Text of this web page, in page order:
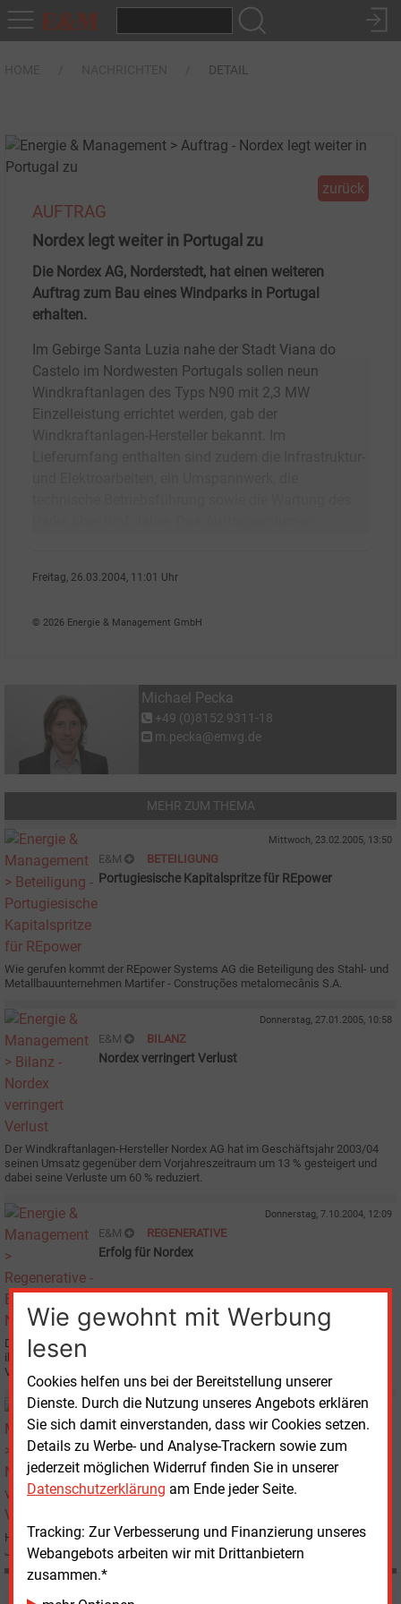
DETAIL
Wie gewohnt mit Werbung
lesen
Cookies helfen uns bei der Bereitstellung unserer
Dienste. Durch die Nutzung unseres Angebots erklären
Sie sich damit einverstanden, dass wir Cookies setzen.
Details zu Werbe- und Analyse-Trackern sowie zum
jederzeit möglichen Widerruf finden Sie in unserer
Datenschutzerklärung am Ende jeder Seite.
Tracking: Zur Verbesserung und Finanzierung unseres
Webangebots arbeiten wir mit Drittanbietern
zusammen.*
zurück
AUFTRAG
Nordex legt weiter in Portugal zu
Die Nordex AG, Norderstedt, hat einen weiteren
Auftrag zum Bau eines Windparks in Portugal
erhalten.
Im Gebirge Santa Luzia nahe der Stadt Viana do
Castelo im Nordwesten Portugals sollen neun
Windkraftanlagen des Typs N90 mit 2,3 MW
Einzelleistung errichtet werden, gab der
Windkraftanlagen-Hersteller bekannt. Im
Freitag, 26.03.2004, 11:01 Uhr
© 2026 Energie & Management GmbH
Michael Pecka
+49 (0)8152 9311-18
m.pecka@emvg.de
MEHR ZUM THEMA
Mittwoch, 23.02.2005, 13:50
E&M BETEILIGUNG
Portugiesische Kapitalspritze für REpower
Wie gerufen kommt der REpower Systems AG die Beteiligung des Stahl- und
Metallbauunternehmen Martifer - Construções metalomecânis S.A.
Donnerstag, 27.01.2005, 10:58
E&M BILANZ
Nordex verringert Verlust
Der Windkraftanlagen-Hersteller Nordex AG hat im Geschäftsjahr 2003/04
seinen Umsatz gegenüber dem Vorjahreszeitraum um 13 % gesteigert und
dabei seine Verluste um 60 % reduziert.
Donnerstag, 7.10.2004, 12:09
E&M REGENERATIVE
Erfolg für Nordex
Durch einen weiteren Auftrag aus Spanien hat die Nordex AG, Norderstedt,
ihren Auftragseingang im laufenden Geschäftsjahr um 55 % gegenüber dem
Vorjahr auf 230 Mio. Euro gesteigert.
Freitag, 25.06.2004, 12:17
E&M PERSONALIE
Nordex verstärkt Vorstand
Hansjörg Müller (38) wird den Vorstand der Nordex AG, Norderstedt, zum 1.
Juli erweitern.